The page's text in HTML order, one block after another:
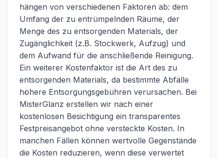
hängen von verschiedenen Faktoren ab: dem
Umfang der zu entrümpelnden Räume, der
Menge des zu entsorgenden Materials, der
Zugänglichkeit (z.B. Stockwerk, Aufzug) und
dem Aufwand für die anschließende Reinigung.
Ein weiterer Kostenfaktor ist die Art des zu
entsorgenden Materials, da bestimmte Abfälle
höhere Entsorgungsgebühren verursachen. Bei
MisterGlanz erstellen wir nach einer
kostenlosen Besichtigung ein transparentes
Festpreisangebot ohne versteckte Kosten. In
manchen Fällen können wertvolle Gegenstände
die Kosten reduzieren, wenn diese verwertet